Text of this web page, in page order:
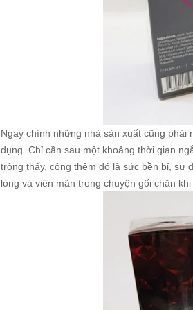
Ngay chính những nhà sản xuất cũng
dụng. Chỉ cần sau một khoảng thời gian
trông thấy, cộng thêm đó là sức bền bỉ, sự
lòng và viên mãn trong chuyện gối chăn